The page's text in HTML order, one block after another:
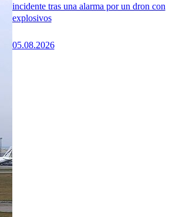
incidente tras una alarma por un dron con
explosivos
05.08.2026